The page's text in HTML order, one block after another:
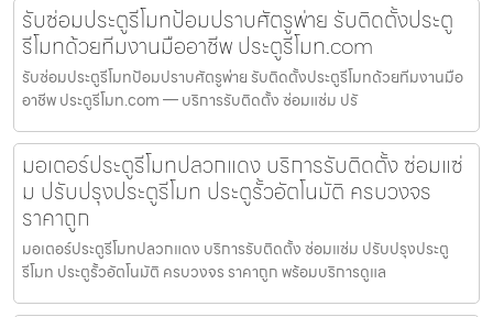
รับซ่อมประตูรีโมทป้อมปราบศัตรูพ่าย รับติดตั้งประตู
รีโมทด้วยทีมงานมืออาชีพ ประตูรีโมท.com
รับซ่อมประตูรีโมทป้อมปราบศัตรูพ่าย รับติดตั้งประตูรีโมทด้วยทีมงานมือ
อาชีพ ประตูรีโมท.com — บริการรับติดตั้ง ซ่อมแซ่ม ปรั
มอเตอร์ประตูรีโมทปลวกแดง บริการรับติดตั้ง ซ่อมแซ่
ม ปรับปรุงประตูรีโมท ประตูรั้วอัตโนมัติ ครบวงจร
ราคาถูก
มอเตอร์ประตูรีโมทปลวกแดง บริการรับติดตั้ง ซ่อมแซ่ม ปรับปรุงประตู
รีโมท ประตูรั้วอัตโนมัติ ครบวงจร ราคาถูก พร้อมบริการดูแล